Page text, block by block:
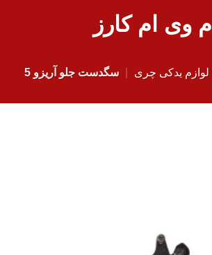
ام وی ام کارز
لوازم یدکی چری سگدست جلو آریزو 5